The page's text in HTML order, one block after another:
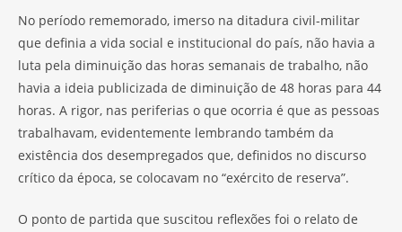
No período rememorado, imerso na ditadura civil-militar
que definia a vida social e institucional do país, não havia a
luta pela diminuição das horas semanais de trabalho, não
havia a ideia publicizada de diminuição de 48 horas para 44
horas. A rigor, nas periferias o que ocorria é que as pessoas
trabalhavam, evidentemente lembrando também da
existência dos desempregados que, definidos no discurso
crítico da época, se colocavam no “exército de reserva”.
O ponto de partida que suscitou reflexões foi o relato de